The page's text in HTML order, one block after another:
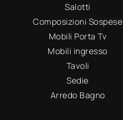
Salotti
Composizioni Sospese
Mobili Porta Tv
Mobili ingresso
Tavoli
Sedie
Arredo Bagno